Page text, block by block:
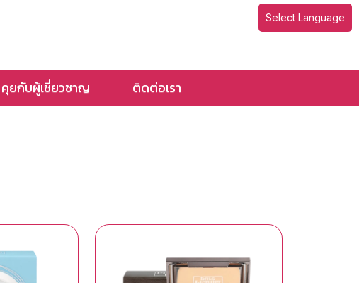
คุยกับผู้เชี่ยวชาญ ติดต่อเรา
Select Language